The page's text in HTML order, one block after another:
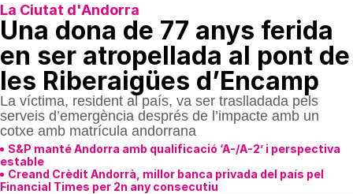
La Ciutat d'Andorra
Una dona de 77 anys ferida
en ser atropellada al pont de
les Riberaigües d’Encamp
La víctima, resident al país, va ser traslladada pels
serveis d’emergència després de l’impacte amb un
cotxe amb matrícula andorrana
S&P manté Andorra amb qualificació ‘A-/A-2’ i perspectiva
estable
Creand Crèdit Andorrà, millor banca privada del país pel
Financial Times per 2n any consecutiu